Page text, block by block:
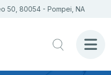
50, 80054 - Pompei, NA